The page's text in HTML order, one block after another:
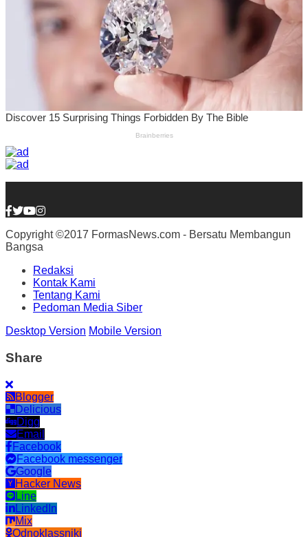
Copyright ©2017 FormasNews.com - Bersatu Membangun
Bangsa
Redaksi
Kontak Kami
Tentang Kami
Pedoman Media Siber
Desktop Version Mobile Version
Share
Blogger
Delicious
Digg
Email
Facebook
Facebook messenger
Google
Hacker News
Line
LinkedIn
Mix
Odnoklassniki